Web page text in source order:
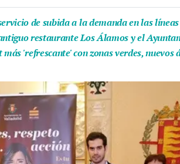
de subida a la demanda en las
restaurante Los Álamos y el
'refrescante' con zonas verdes,